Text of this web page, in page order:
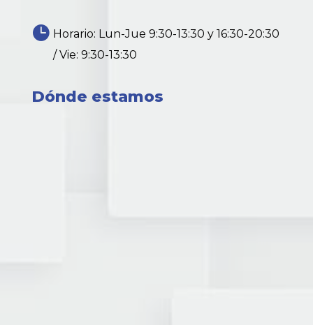
 Horario: Lun-Jue 9:30-13:30 y 16:30-20:30
/ Vie: 9:30-13:30
Dónde estamos